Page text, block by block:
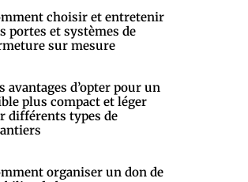
choisir et entretenir
portes et systèmes de
sur mesure
avantages d’opter pour un
plus compact et léger
différents types de
organiser un don de